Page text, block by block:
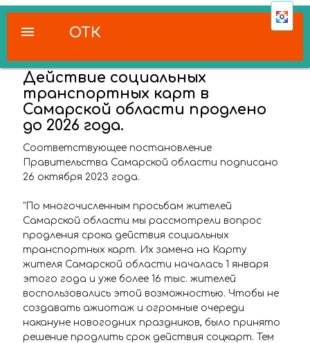
ОТК
menu
Действие социальных
транспортных карт в
Самарской области продлено
до 2026 года.
Соответствующее постановление
Правительства Самарской области подписано
26 октября 2023 года.
"По многочисленным просьбам жителей
Самарской области мы рассмотрели вопрос
продления срока действия социальных
транспортных карт. Их замена на Карту
жителя Самарской области началась 1 января
этого года и уже более 16 тыс. жителей
воспользовались этой возможностью. Чтобы не
создавать ажиотаж и огромные очереди
накануне новогодних праздников, было принято
решение продлить срок действия соцкарт. Тем